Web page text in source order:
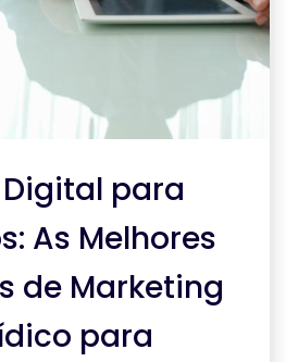
para
As Melhores
de Marketing
para